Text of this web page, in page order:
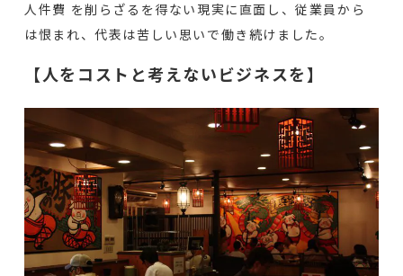
人件費 を削らざるを得ない現実に直面し、従業員から
は恨まれ、代表は苦しい思いで働き続けました。
【人をコストと考えないビジネスを】